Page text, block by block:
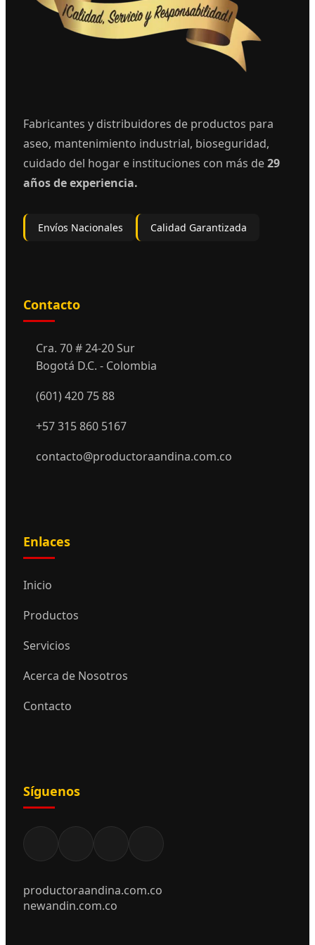
Fabricantes y distribuidores de productos para
aseo, mantenimiento industrial, bioseguridad,
cuidado del hogar e instituciones con más de29
años de experiencia.
Envíos Nacionales Calidad Garantizada
Contacto
Cra. 70 # 24-20 Sur
Bogotá D.C. - Colombia
(601) 420 75 88
+57 315 860 5167
contacto@productoraandina.com.co
Enlaces
Inicio
Productos
Servicios
Acerca de Nosotros
Contacto
Síguenos
productoraandina.com.co
newandin.com.co